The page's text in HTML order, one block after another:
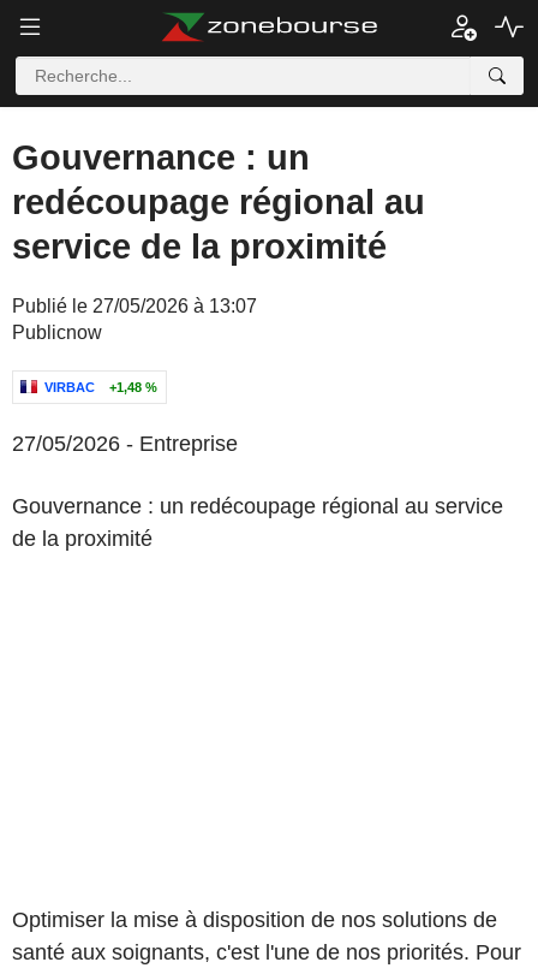
Gouvernance : un
redécoupage régional au
service de la proximité
Publié le 27/05/2026 à 13:07
Publicnow
VIRBAC +1,48 %
27/05/2026 - Entreprise
Gouvernance : un redécoupage régional au service
de la proximité
Optimiser la mise à disposition de nos solutions de
santé aux soignants, c'est l'une de nos priorités. Pour